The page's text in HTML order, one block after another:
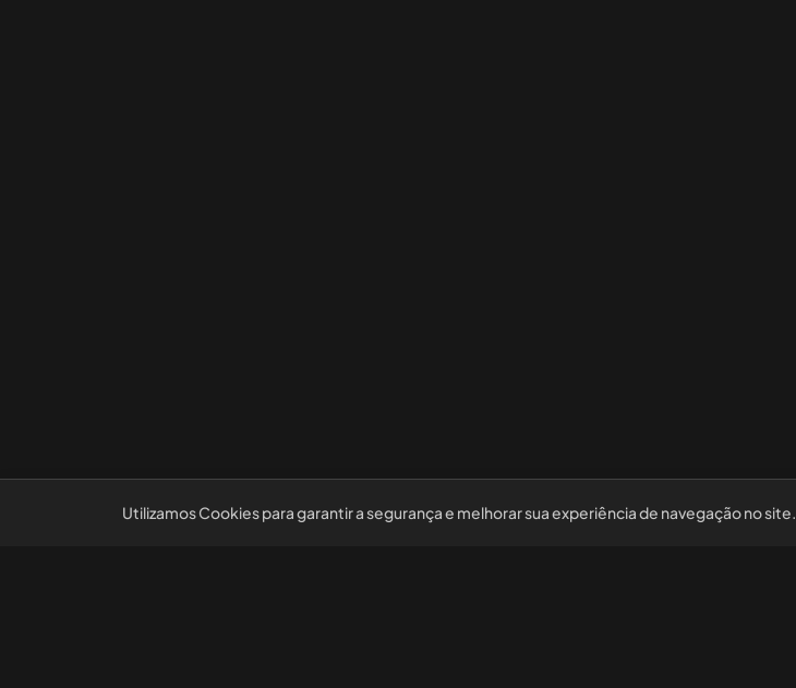
Utilizamos Cookies para garantir a segurança e melhorar sua experiência de navegação no site.